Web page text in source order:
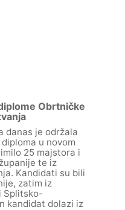
Obrtničke
danas je održala
u novom
25 majstora i
te iz
Kandidati su bili
zatim iz
Splitsko-
kandidat dolazi iz